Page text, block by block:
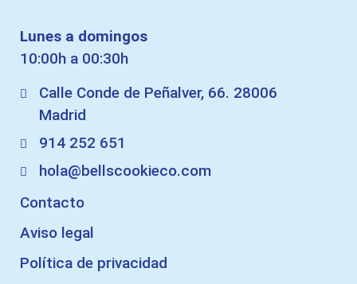
Lunes a domingos
10:00h a 00:30h
Calle Conde de Peñalver, 66. 28006
Madrid
914 252 651
hola@bellscookieco.com
Contacto
Aviso legal
Política de privacidad